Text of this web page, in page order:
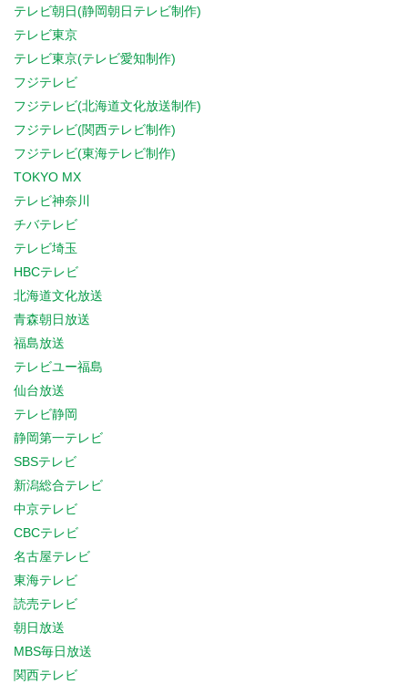
テレビ朝日(静岡朝日テレビ制作)
テレビ東京
テレビ東京(テレビ愛知制作)
フジテレビ
フジテレビ(北海道文化放送制作)
フジテレビ(関西テレビ制作)
フジテレビ(東海テレビ制作)
TOKYO MX
テレビ神奈川
チバテレビ
テレビ埼玉
HBCテレビ
北海道文化放送
青森朝日放送
福島放送
テレビユー福島
仙台放送
テレビ静岡
静岡第一テレビ
SBSテレビ
新潟総合テレビ
中京テレビ
CBCテレビ
名古屋テレビ
東海テレビ
読売テレビ
朝日放送
MBS毎日放送
関西テレビ